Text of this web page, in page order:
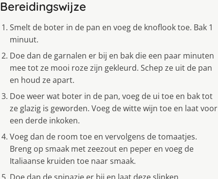
Bereidingswijze
Smelt de boter in de pan en voeg de knoflook toe. Bak 1
minuut.
Doe dan de garnalen er bij en bak die een paar minuten
mee tot ze mooi roze zijn gekleurd. Schep ze uit de pan
en houd ze apart.
Doe weer wat boter in de pan, voeg de ui toe en bak tot
ze glazig is geworden. Voeg de witte wijn toe en laat voor
een derde inkoken.
Voeg dan de room toe en vervolgens de tomaatjes.
Breng op smaak met zeezout en peper en voeg de
Italiaanse kruiden toe naar smaak.